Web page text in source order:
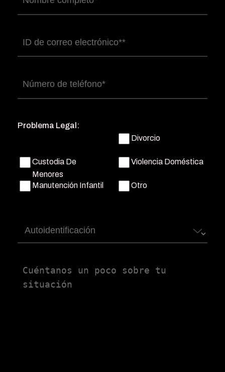
completo(Obligatorio)
Correo
electrónico(Obligatorio)
Número
de
Problema Legal:
Divorcio
Custodia De
Menores
Violencia Doméstica
Manutención Infantil Otro
Autoidentificación
Untitled